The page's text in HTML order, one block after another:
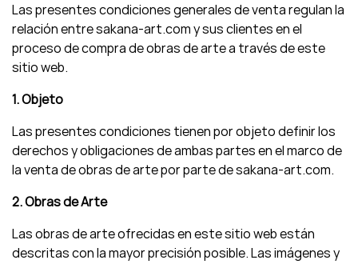
Las presentes condiciones generales de venta regulan la
relación entre sakana-art.com y sus clientes en el
proceso de compra de obras de arte a través de este
sitio web.
1. Objeto
Las presentes condiciones tienen por objeto definir los
derechos y obligaciones de ambas partes en el marco de
la venta de obras de arte por parte de sakana-art.com.
2. Obras de Arte
Las obras de arte ofrecidas en este sitio web están
descritas con la mayor precisión posible. Las imágenes y